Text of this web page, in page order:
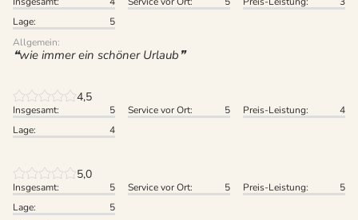
Lage:
5
Allgemein:
wie immer ein schöner Urlaub
4,5
Insgesamt: 5 Service vor Ort: 5 Preis-Leistung:
4
Lage:
4
5,0
Insgesamt: 5 Service vor Ort: 5 Preis-Leistung:
5
Lage:
5